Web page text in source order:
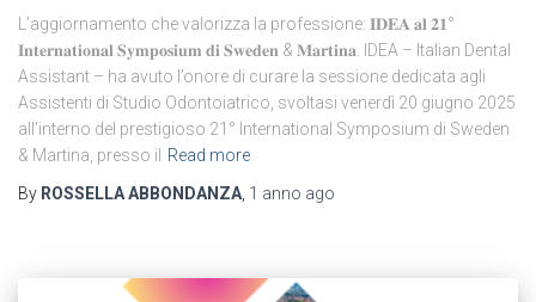
L’aggiornamento che valorizza la professione: 𝐈𝐃𝐄𝐀 𝐚𝐥 𝟐𝟏°
𝐈𝐧𝐭𝐞𝐫𝐧𝐚𝐭𝐢𝐨𝐧𝐚𝐥 𝐒𝐲𝐦𝐩𝐨𝐬𝐢𝐮𝐦 𝐝𝐢 𝐒𝐰𝐞𝐝𝐞𝐧 & 𝐌𝐚𝐫𝐭𝐢𝐧𝐚. IDEA – Italian Dental
Assistant – ha avuto l’onore di curare la sessione dedicata agli
Assistenti di Studio Odontoiatrico, svoltasi venerdì 20 giugno 2025
all’interno del prestigioso 21° International Symposium di Sweden
& Martina, presso il
Read more
By ROSSELLA ABBONDANZA, 1 anno ago